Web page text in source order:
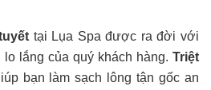
tại Lụa Spa được ra đời với
lắng của quý khách hàng. Triệt
bạn làm sạch lông tận gốc an